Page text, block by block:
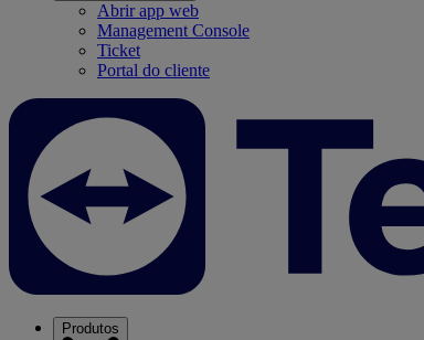
Abrir app web
Management Console
Ticket
Portal do cliente
Produtos